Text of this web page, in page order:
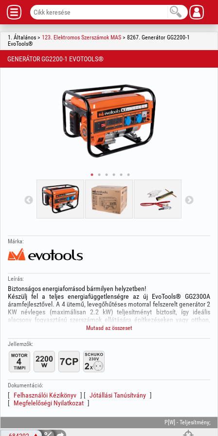
1. Általános > 123. Elektromos Szerszámok MAS > 8267. Generátor GG2200-1
EvoTools®
GENERÁTOR GG2200-1 EVOTOOLS®
Márka:
Leírás:
Biztonságos energiaforrásod bármilyen helyzetben!
Készülj fel a teljes energiafüggetlenségre az új EvoTools® GG2300A
áramfejlesztővel. A 4 ütemű, levegőhűtéses motorral felszerelt generátor 2
KW névleges (maximálisan 2.2 kW) teljesítményt biztosít, így ideális
alacsony fogyasztású szerszámok ellátására építkezéseken vagy otthon,
valamint áramszünetek esetén. A vezérlőpanel intuitív és biztonságos
található praktikus tartozékokat kínálva, maximális felhasználási
sokoldalúságot biztosítva.
Műszaki adatok:
Motor: 7 LE, 1 henger / 4 ütem / levegőhűtéses
Hengerűrtartalom: 212 cm³
Indítórendszer: Kézi (berántós)
Olajtartály kapacitása: 0.6 L
Üzemanyagtartály térfogata: 13 L
Maximális teljesítmény: 2.2 kW
Mutasd az összeset
Jellemzők:
Dokumentáció:
Felhasználói Kézikönyv
Jótállási Tanúsítvány
Megfelelőségi Nyilatkozat
P[W] - Teljesítmény;